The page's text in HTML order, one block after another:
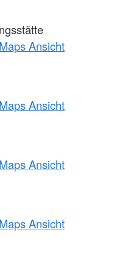
Ansicht
Ansicht
Ansicht
Ansicht